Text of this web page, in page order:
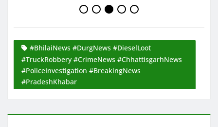
#BhilaiNews #DurgNews #DieselLoot
#PradeshKhabar